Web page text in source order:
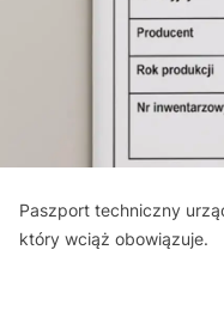
Paszport techniczny
który wciąż obowiązuje.